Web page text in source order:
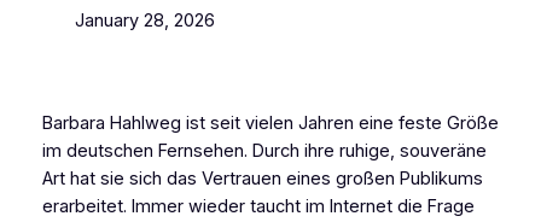
January 28, 2026
Barbara Hahlweg ist seit vielen Jahren eine feste Größe
im deutschen Fernsehen. Durch ihre ruhige, souveräne
Art hat sie sich das Vertrauen eines großen Publikums
erarbeitet. Immer wieder taucht im Internet die Frage